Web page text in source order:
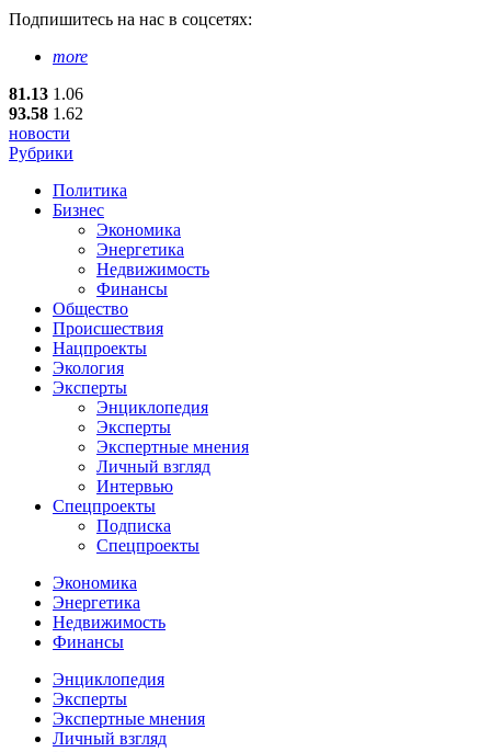
Подпишитесь на нас в соцсетях:
more
81.13 1.06
93.58 1.62
новости
Рубрики
Политика
Бизнес
Экономика
Энергетика
Недвижимость
Финансы
Общество
Происшествия
Нацпроекты
Экология
Эксперты
Энциклопедия
Эксперты
Экспертные мнения
Личный взгляд
Интервью
Спецпроекты
Подписка
Спецпроекты
Экономика
Энергетика
Недвижимость
Финансы
Энциклопедия
Эксперты
Экспертные мнения
Личный взгляд